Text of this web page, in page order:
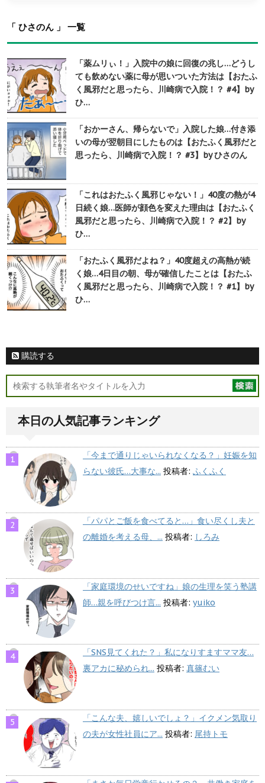
「 ひさのん 」 一覧
「薬ムリぃ！」入院中の娘に回復の兆し…どうし
ても飲めない薬に母が思いついた方法は【おたふ
く風邪だと思ったら、川崎病で入院！？ #4】by
ひ…
「おかーさん、帰らないで」入院した娘…付き添
いの母が翌朝目にしたものは【おたふく風邪だと
思ったら、川崎病で入院！？ #3】by ひさのん
「これはおたふく風邪じゃない！」40度の熱が4
日続く娘…医師が顔色を変えた理由は【おたふく
風邪だと思ったら、川崎病で入院！？ #2】by
ひ…
「おたふく風邪だよね？」40度超えの高熱が続
く娘…4日目の朝、母が確信したことは【おたふ
く風邪だと思ったら、川崎病で入院！？ #1】by
ひ…
購読する
本日の人気記事ランキング
「今まで通りじゃいられなくなる？」妊娠を知
らない彼氏…大事な... 投稿者: ふくふく
「パパとご飯を食べてると…」食い尽くし夫と
の離婚を考える母、... 投稿者: しろみ
「家庭環境のせいですね」娘の生理を笑う塾講
師…親を呼びつけ言... 投稿者: yuiko
「SNS見てくれた？」私になりすますママ友…
裏アカに秘められ... 投稿者: 真篠むい
「こんな夫、嬉しいでしょ？」イクメン気取り
の夫が女性社員にア... 投稿者: 尾持トモ